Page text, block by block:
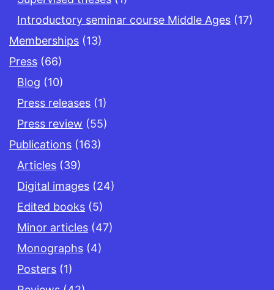
Introductory seminar course Middle Ages (17)
Memberships (13)
Press (66)
Blog (10)
Press releases (1)
Press review (55)
Publications (163)
Articles (39)
Digital images (24)
Edited books (5)
Minor articles (47)
Monographs (4)
Posters (1)